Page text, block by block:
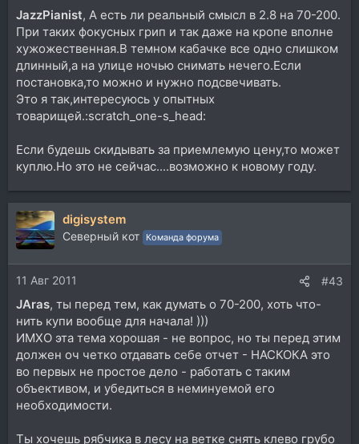
JazzPianist, А есть ли реальный смысл в 2.8 на 70-200.
При таких фокусных грип и так даже на кропе вполне
хужожественная.В темном кабачке все одно слишком
длинный,а на улице ночью снимать нечего.Если
постановка,то можно и нужно подсвечивать.
Это я так,интересуюсь у опытных
товарищей.:scratch_one-s_head:
Если будешь скидывать за приемлемую цену,то может
куплю.Но это не сейчас....возможно к новому году.
digisystem
Северный кот Команда форума
11 Авг 2011 #43
JAras, ты перед тем, как думать о 70-200, хоть что-
нить купи вообще для начала! )))
ИМХО эта тема хорошая - не вопрос, но ты перед этим
должен оч четко отдавать себе отчет - НАСКОКА это
во первых не простое дело - работать с таким
объективом, и убедиться в неминуемой его
необходимости.
Ты хочешь рябчика в лесу на ветке снять клево грубо